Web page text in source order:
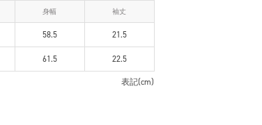
身幅 袖丈
58.5 21.5
61.5 22.5
表記(cm)